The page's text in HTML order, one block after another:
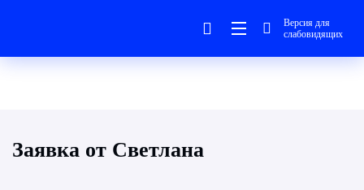
Версия для
слабовидящих
Заявка от Светлана